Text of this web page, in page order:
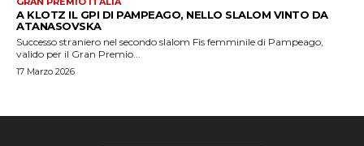
A KLOTZ IL GPI DI PAMPEAGO, NELLO SLALOM VINTO DA
ATANASOVSKA
Successo straniero nel secondo slalom Fis femminile di Pampeago,
valido per il Gran Premio...
17 Marzo 2026